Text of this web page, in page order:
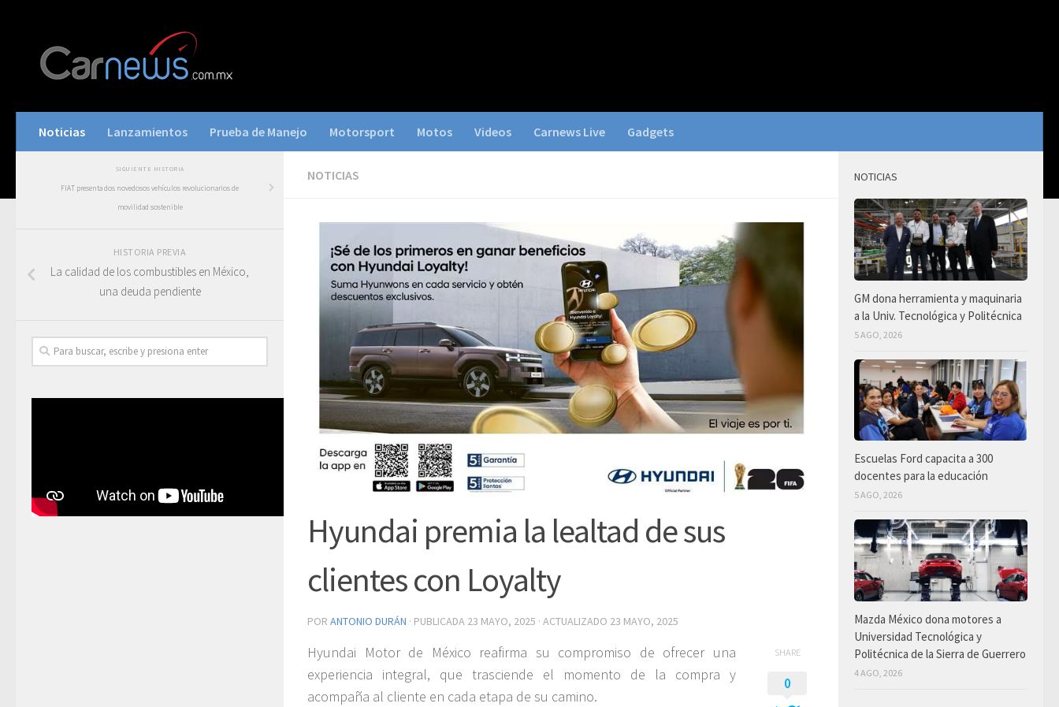
Noticias Lanzamientos Prueba de Manejo Motorsport Motos Videos Carnews Live Gadgets
NOTICIAS
Hyundai premia la lealtad de sus
clientes con Loyalty
POR ANTONIO DURÁN · PUBLICADA 23 MAYO, 2025 · ACTUALIZADO 23 MAYO, 2025
Hyundai Motor de México reafirma su compromiso de ofrecer una
experiencia integral, que trasciende el momento de la compra y
acompaña al cliente en cada etapa de su camino.
SHARE
0
SIGUIENTE HISTORIA
FIAT presenta dos novedosos vehículos revolucionarios de
movilidad sostenible
HISTORIA PREVIA
La calidad de los combustibles en México,
una deuda pendiente
NOTICIAS
GM dona herramienta y maquinaria
a la Univ. Tecnológica y Politécnica
5 AGO, 2026
Escuelas Ford capacita a 300
docentes para la educación
5 AGO, 2026
Mazda México dona motores a
Universidad Tecnológica y
Politécnica de la Sierra de Guerrero
4 AGO, 2026